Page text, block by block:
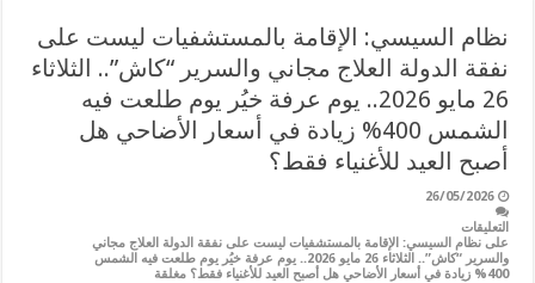
نظام السيسي: الإقامة بالمستشفيات ليست على
نفقة الدولة العلاج مجاني والسرير “كاش”.. الثلاثاء
26 مايو 2026.. يوم عرفة خيُر يوم طلعت فيه
الشمس 400% زيادة في أسعار الأضاحي هل
أصبح العيد للأغنياء فقط؟
26/05/2026
التعليقات
على نظام السيسي: الإقامة بالمستشفيات ليست على نفقة الدولة العلاج مجاني
والسرير “كاش”.. الثلاثاء 26 مايو 2026.. يوم عرفة خيُر يوم طلعت فيه الشمس
400% زيادة في أسعار الأضاحي هل أصبح العيد للأغنياء فقط؟ مغلقة